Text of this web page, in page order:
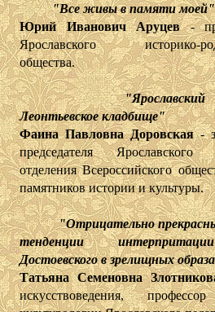
"Все живы в памяти моей"
Юрий Иванович Аруцев-
Ярославского историко-
общества.
"Ярославский
Леонтьевское кладбище"
Фаина Павловна Доровская-
председателя Ярославского
отделения Всероссийского
памятников истории и культуры.
"Отрицательно
тенденции
Достоевского в зрелищных
Татьяна Семеновна
искусствоведения,